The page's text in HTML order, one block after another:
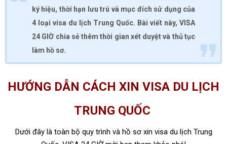
ký hiệu, thời hạn lưu trú và mục đích sử dụng của
4 loại visa du lịch Trung Quốc. Bài viết này, VISA
24 GIỜ chia sẻ thêm thời gian xét duyệt và thủ tục
làm hồ sơ.
HƯỚNG DẪN CÁCH XIN VISA DU LỊCH
TRUNG QUỐC
Dưới đây là toàn bộ quy trình và hồ sơ xin visa du lịch Trung